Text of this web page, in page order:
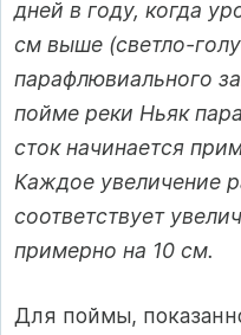
дней в году, когда
см выше (светло-
парафлювиального
пойме реки Ньяк
сток начинается
Каждое увеличение
соответствует
примерно на 10 см.
Для поймы,